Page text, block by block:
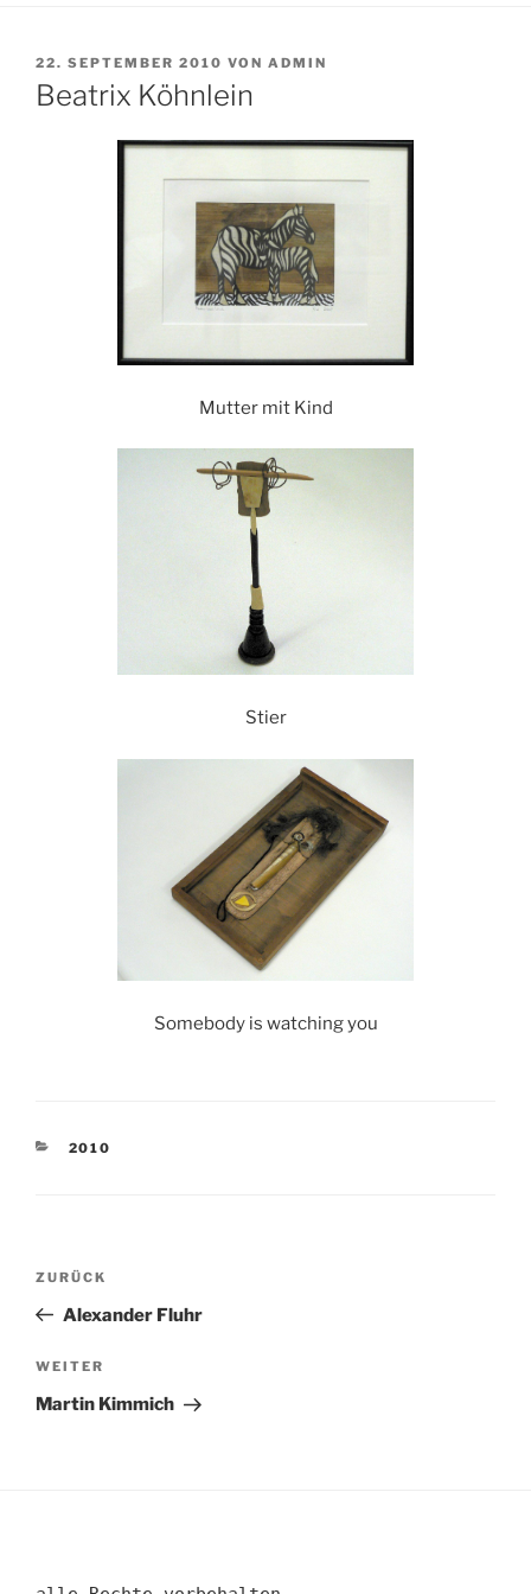
VERÖFFENTLICHT
AM
22. SEPTEMBER 2010 VON ADMIN
Beatrix Köhnlein
Mutter mit Kind
Stier
Somebody is watching you
KATEGORIEN
2010
Beitragsnavigation
Vorheriger
Beitrag
ZURÜCK
Alexander Fluhr
Nächster
Beitrag
WEITER
Martin Kimmich